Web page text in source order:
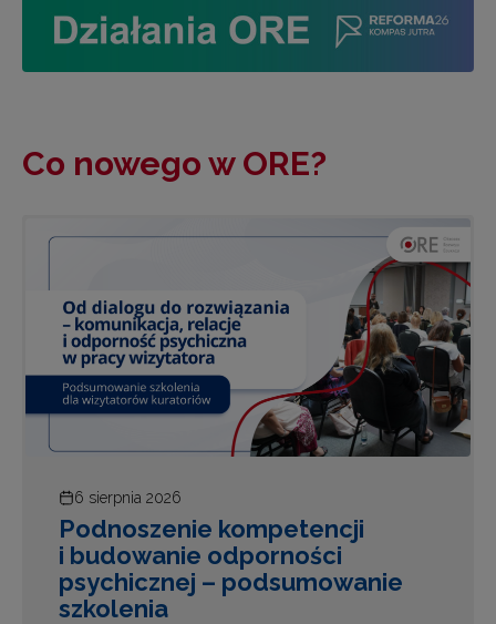
Co nowego w ORE?
6 sierpnia 2026
Podnoszenie kompetencji
i budowanie odporności
psychicznej – podsumowanie
szkolenia